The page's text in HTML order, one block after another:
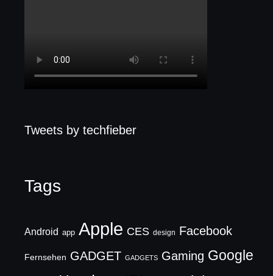
Tweets by techfieber
Tags
Android app Apple CES design Facebook
Fernsehen GADGET GADGETS Gaming Google